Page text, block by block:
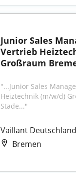
Junior Sales
Vertrieb
Großraum
"...Junior Sales
Heiztechnik (m/w/d)
Stade..."
Vaillant
Bremen